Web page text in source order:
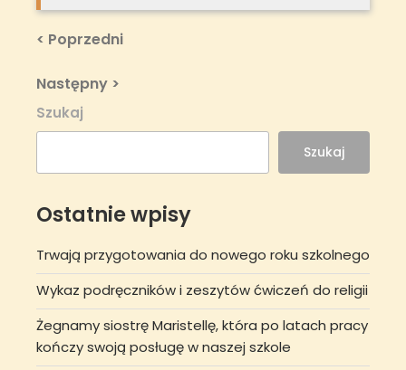
Nawigacja
Previous
< Poprzedni
Next
Post
Następny >
Szukaj
Szukaj
Ostatnie wpisy
Trwają przygotowania do nowego roku szkolnego
Wykaz podręczników i zeszytów ćwiczeń do religii
Żegnamy siostrę Maristellę, która po latach pracy
kończy swoją posługę w naszej szkole